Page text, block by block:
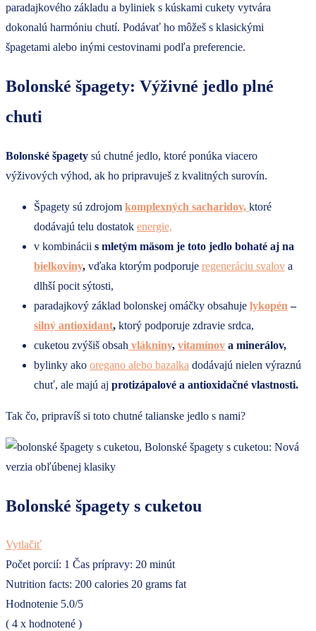
paradajkového základu a byliniek s kúskami cukety vytvára
dokonalú harmóniu chutí. Podávať ho môžeš s klasickými
špagetami alebo inými cestovinami podľa preferencie.
Bolonské špagety: Výživné jedlo plné
chuti
Bolonské špagety sú chutné jedlo, ktoré ponúka viacero
výživových výhod, ak ho pripravuješ z kvalitných surovín.
Špagety sú zdrojom komplexných sacharidov, ktoré
dodávajú telu dostatok energie,
v kombinácii s mletým mäsom je toto jedlo bohaté aj na
bielkoviny, vďaka ktorým podporuje regeneráciu svalov a
dlhší pocit sýtosti,
paradajkový základ bolonskej omáčky obsahuje lykopén –
silný antioxidant, ktorý podporuje zdravie srdca,
cuketou zvýšiš obsah vlákniny, vitamínov a minerálov,
bylinky ako oregano alebo bazalka dodávajú nielen výraznú
chuť, ale majú aj protizápalové a antioxidačné vlastnosti.
Tak čo, pripravíš si toto chutné talianske jedlo s nami?
Bolonské špagety s cuketou
Vytlačiť
Počet porcií: 1 Čas prípravy: 20 minút
Nutrition facts: 200 calories 20 grams fat
Hodnotenie 5.0/5
( 4 x hodnotené )